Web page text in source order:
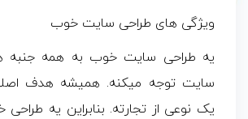
ویژگی های طراحی سایت خوب
یه طراحی سایت خوب به همه
سایت توجه میکنه. همیشه هدف
یک نوعی از تجارته. بنابراین یه طراحی